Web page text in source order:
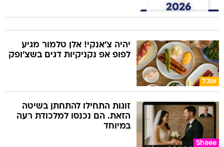
אוכל
יהיה צ'אנקי! אלן טלמור מגיע
לפופ אפ נקניקיות דגים בשצ'ופק
Sheee
זוגות התחילו להתחתן בשיטה
הזאת. הם נכנסו למלכודת רעה
במיוחד